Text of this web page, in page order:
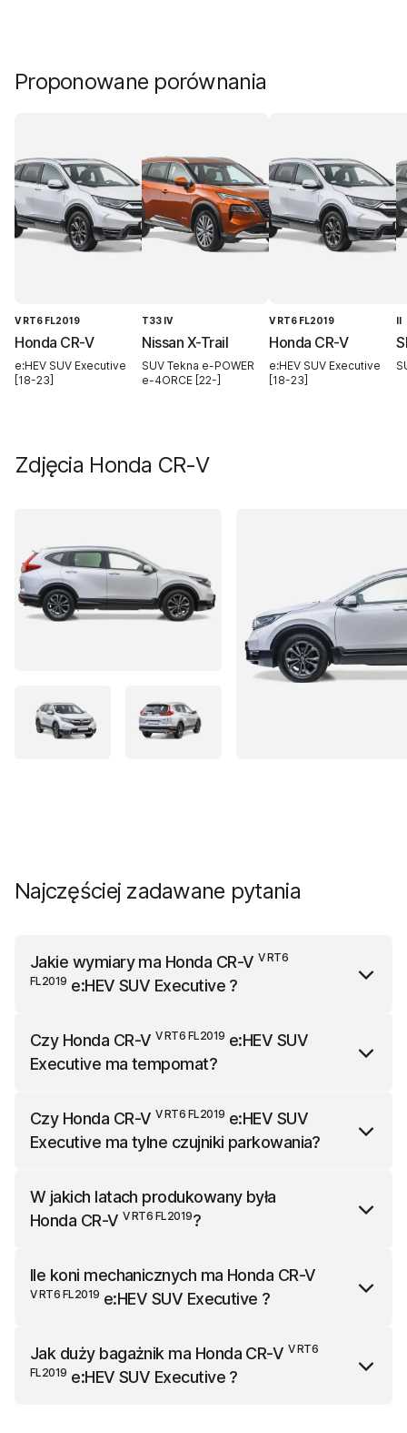
Proponowane porównania
V RT6 FL2019
Honda CR-V
e:HEV SUV Executive
[18-23]
T33 IV
Nissan X-Trail
SUV Tekna e-POWER
e-4ORCE [22-]
V RT6 FL2019
Honda CR-V
e:HEV SUV Executive
[18-23]
II
Zdjęcia Honda CR-V
Najczęściej zadawane pytania
Jakie wymiary ma Honda CR-V V RT6
FL2019 e:HEV SUV Executive ?
4600 mm długości, 2118 mm szerokości (z lusterkami)
i 1689 mm wysokości.
Czy Honda CR-V V RT6 FL2019 e:HEV SUV
Executive ma tempomat?
tempomatu.
Czy Honda CR-V V RT6 FL2019 e:HEV SUV
Executive ma tylne czujniki parkowania?
standardzie tylne czujniki parkowania.
W jakich latach produkowany była
Honda CR-V V RT6 FL2019?
od 2018 roku do 2023 roku.
Ile koni mechanicznych ma Honda CR-V
V RT6 FL2019 e:HEV SUV Executive ?
koni mechanicznych.
Jak duży bagażnik ma Honda CR-V V RT6
FL2019 e:HEV SUV Executive ?